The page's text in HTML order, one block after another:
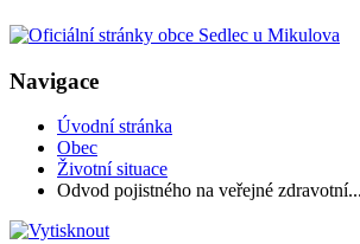
Navigace
Úvodní stránka
Obec
Životní situace
Odvod pojistného na veřejné zdravotní...